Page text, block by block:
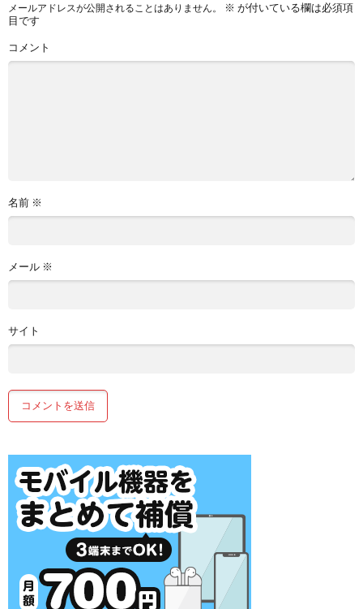
メールアドレスが公開されることはありません。 ※ が付いている欄は必須項
目です
コメント
名前 ※
メール ※
サイト